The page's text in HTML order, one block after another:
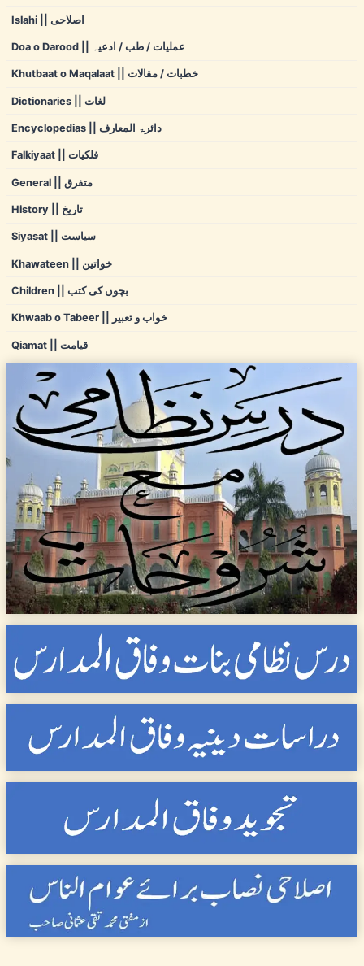
Islahi || اصلاحی
Doa o Darood || عملیات / طب / ادعیہ
Khutbaat o Maqalaat || خطبات / مقالات
Dictionaries || لغات
Encyclopedias || دائرۃ المعارف
Falkiyaat || فلکیات
General || متفرق
History || تاریخ
Siyasat || سیاست
Khawateen || خواتین
Children || بچوں کی کتب
Khwaab o Tabeer || خواب و تعبیر
Qiamat || قیامت